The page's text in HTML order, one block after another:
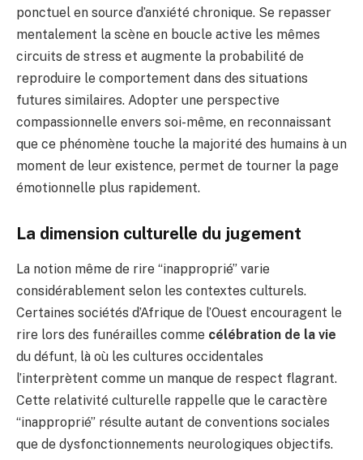
ponctuel en source d’anxiété chronique. Se repasser
mentalement la scène en boucle active les mêmes
circuits de stress et augmente la probabilité de
reproduire le comportement dans des situations
futures similaires. Adopter une perspective
compassionnelle envers soi-même, en reconnaissant
que ce phénomène touche la majorité des humains à un
moment de leur existence, permet de tourner la page
émotionnelle plus rapidement.
La dimension culturelle du jugement
La notion même de rire “inapproprié” varie
considérablement selon les contextes culturels.
Certaines sociétés d’Afrique de l’Ouest encouragent le
rire lors des funérailles comme célébration de la vie
du défunt, là où les cultures occidentales
l’interprètent comme un manque de respect flagrant.
Cette relativité culturelle rappelle que le caractère
“inapproprié” résulte autant de conventions sociales
que de dysfonctionnements neurologiques objectifs.